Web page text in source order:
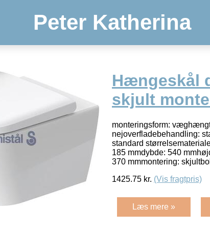
Peter Katherina
Hængeskål
skjult
monteringsform:
nejoverfladebehandling:
standard
185 mmdybde: 540
370 mmmontering:
1425.75 kr. (Vis fragtpris)
Læs mere »